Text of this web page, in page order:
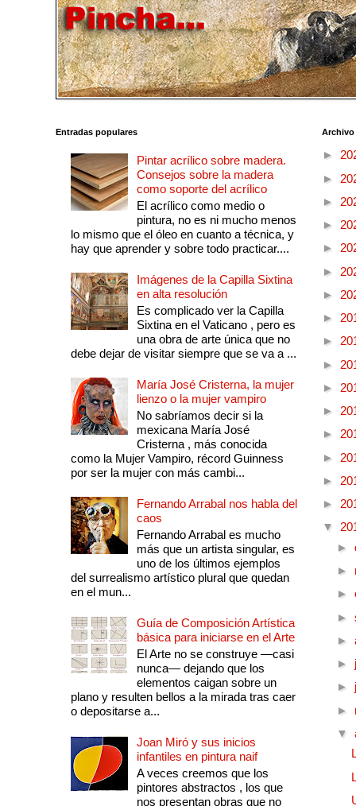
Entradas populares
Pintar acrílico sobre madera.
Consejos sobre la madera
como soporte del acrílico
El acrílico como medio o
pintura, no es ni mucho menos
lo mismo que el óleo en cuanto a técnica, y
hay que aprender y sobre todo practicar....
Imágenes de la Capilla Sixtina
en alta resolución
Es complicado ver la Capilla
Sixtina en el Vaticano , pero es
una obra de arte única que no
debe dejar de visitar siempre que se va a ...
María José Cristerna, la mujer
lienzo o la mujer vampiro
No sabríamos decir si la
mexicana María José
Cristerna , más conocida
como la Mujer Vampiro, récord Guinness
por ser la mujer con más cambi...
Fernando Arrabal nos habla del
caos
Fernando Arrabal es mucho
más que un artista singular, es
uno de los últimos ejemplos
del surrealismo artístico plural que quedan
en el mun...
Guía de Composición Artística
básica para iniciarse en el Arte
El Arte no se construye —casi
nunca— dejando que los
elementos caigan sobre un
plano y resulten bellos a la mirada tras caer
o depositarse a...
Joan Miró y sus inicios
infantiles en pintura naif
A veces creemos que los
pintores abstractos , los que
nos presentan obras que no
►
►
►
►
►
►
►
►
►
►
►
►
►
►
►
►
▼
►
►
►
►
►
►
►
►
▼